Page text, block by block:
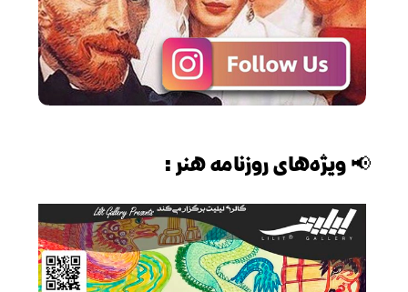
📢 ویژه‌های روزنامه هنر: